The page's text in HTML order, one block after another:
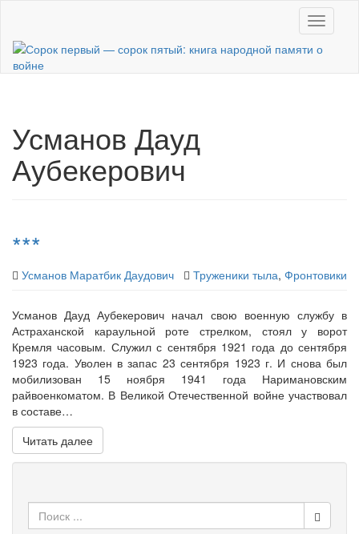
main
content
Toggle
Усманов Дауд
Аубекерович
***
Усманов Маратбик Даудович Труженики тыла, Фронтовики
Усманов Дауд Аубекерович начал свою военную службу в
Астраханской караульной роте стрелком, стоял у ворот
Кремля часовым. Служил с сентября 1921 года до сентября
1923 года. Уволен в запас 23 сентября 1923 г. И снова был
мобилизован 15 ноября 1941 года Наримановским
райвоенкоматом. В Великой Отечественной войне участвовал
в составе…
Читать далее
Поиск
для: